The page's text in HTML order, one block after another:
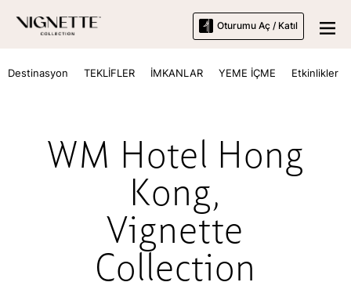
Oturumu Aç / Katıl
Destinasyon TEKLİFLER İMKANLAR YEME İÇME Etkinlikler
WM Hotel Hong
Kong,
Vignette
Collection